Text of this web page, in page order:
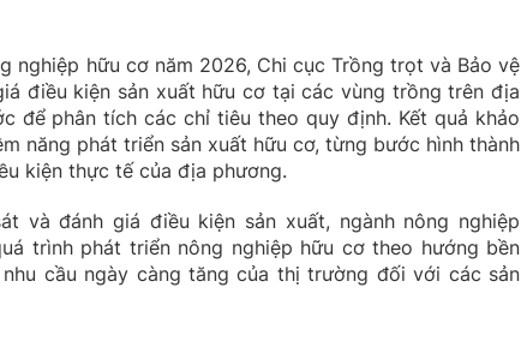
nghiệp hữu cơ năm 2026, Chi cục Trồng trọt và Bảo vệ
điều kiện sản xuất hữu cơ tại các vùng trồng trên địa
để phân tích các chỉ tiêu theo quy định. Kết quả khảo
năng phát triển sản xuất hữu cơ, từng bước hình thành
kiện thực tế của địa phương.
và đánh giá điều kiện sản xuất, ngành nông nghiệp
trình phát triển nông nghiệp hữu cơ theo hướng bền
cầu ngày càng tăng của thị trường đối với các sản